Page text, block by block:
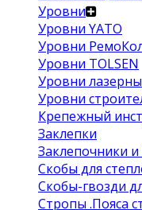
Уровни
Уровни YATO
Уровни
Уровни TOLSEN
Уровни
Уровни
Крепежный
Заклепки
Заклепочники
Скобы для
Скобы-гвозди
Стропы .Пояса